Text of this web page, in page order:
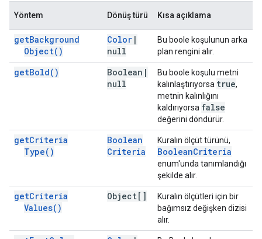
Yöntem Dönüş türü Kısa açıklama
getBackground
Object( )
Color |
null
Bu boole koşulunun arka
plan rengini alır.
getBold( ) Boolean |
null
Bu boole koşulu metni
kalınlaştırıyorsa true,
metnin kalınlığını
kaldırıyorsa false
değerini döndürür.
getCriteria
Type( )
Boolean
Criteria
Kuralın ölçüt türünü,
BooleanCriteria
enum'unda tanımlandığı
şekilde alır.
getCriteria
Values( )
Object[]
Kuralın ölçütleri için bir
bağımsız değişken dizisi
alır.